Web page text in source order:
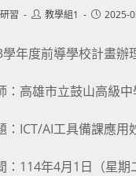
習
Post教學組1
Post2025-
年度前導學校計畫辦
：高雄市立鼓山高級中
：ICT/AI工具備課應用
：114年4月1日（星期